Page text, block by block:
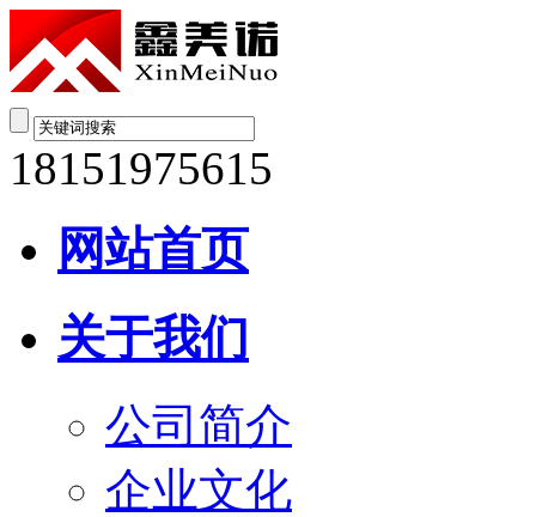
18151975615
网站首页
关于我们
公司简介
企业文化